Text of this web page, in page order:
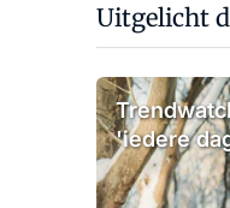
Uitgelicht
'iedere